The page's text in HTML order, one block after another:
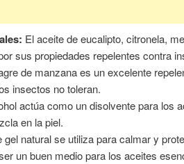
El aceite de eucalipto, citronela,
sus propiedades repelentes contra
de manzana es un excelente
insectos no toleran.
actúa como un disolvente para los
en la piel.
gel natural se utiliza para calmar y
un buen medio para los aceites